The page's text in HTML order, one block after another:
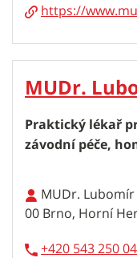
https://
MUDr.
Praktický lékař
závodní péče,
MUDr.
00 Brno, Horní
+420 543 250